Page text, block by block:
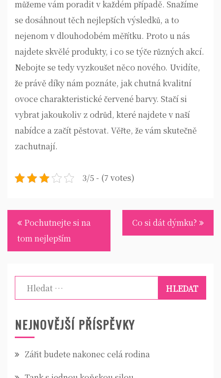
můžeme vám poradit v každém případě. Snažíme
se dosáhnout těch nejlepších výsledků, a to
nejenom v dlouhodobém měřítku. Proto u nás
najdete skvělé produkty, i co se týče různých akcí.
Nebojte se tedy vyzkoušet něco nového. Uvidíte,
že právě díky nám poznáte, jak chutná kvalitní
ovoce charakteristické červené barvy. Stačí si
vybrat jakoukoliv z odrůd, které najdete v naší
nabídce a začít pěstovat. Věřte, že vám skutečně
zachutnají.
3/5 - (7 votes)
Navigace
pro
příspěvek
Pochutnejte si na
tom nejlepším
Co si dát dýmku?
Vyhledávání
NEJNOVĚJŠÍ PŘÍSPĚVKY
Zářit budete nakonec celá rodina